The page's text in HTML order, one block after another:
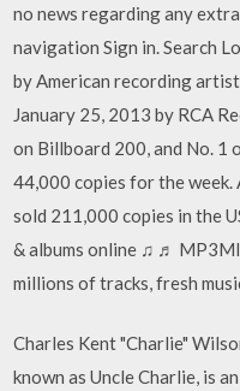
no news regarding any
navigation Sign in. Search
by American recording
January 25, 2013 by RCA
on Billboard 200, and No. 1
44,000 copies for the week.
sold 211,000 copies in the
& albums online ♫ ♬
millions of tracks, fresh
Charles Kent "Charlie"
known as Uncle Charlie, is